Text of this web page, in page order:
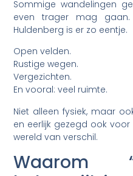
Sommige wandelingen
even trager mag gaan.
Huldenberg is er zo eentje.
Open velden.
Rustige wegen.
Vergezichten.
En vooral: veel ruimte.
Niet alleen fysiek, maar
en eerlijk gezegd ook
wereld van verschil.
Waarom